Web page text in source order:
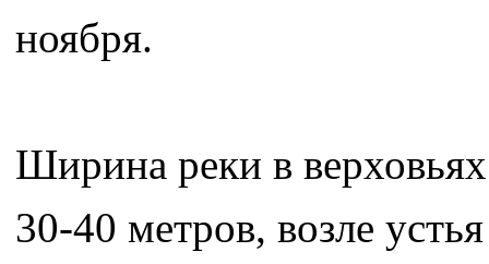
ноября.
Ширина реки в
30-40 метров, возле